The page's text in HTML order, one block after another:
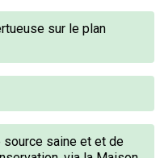
sur le plan
source saine et et de